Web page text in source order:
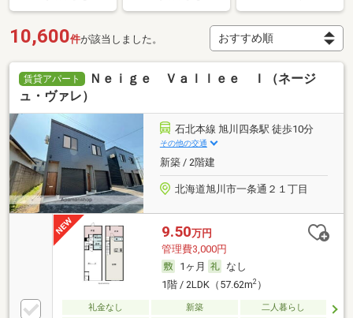
10,600件が該当しました。
賃貸アパート
Ｎｅｉｇｅ Ｖａｌｌｅｅ Ｉ（ネージ
ュ・ヴァレ）
石北本線 旭川四条駅 徒歩10分
その他の交通
新築 / 2階建
北海道旭川市一条通２１丁目
9.50万円
管理費3,000円
1ヶ月
なし
1階 / 2LDK（57.62m2）
礼金なし 新築 二人暮らし